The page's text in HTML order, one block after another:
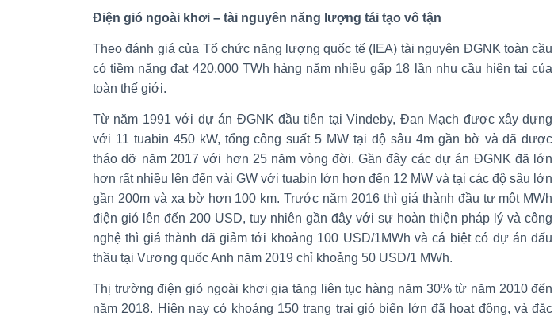
Điện gió ngoài khơi – tài nguyên năng lượng tái tạo vô tận
Theo đánh giá của Tổ chức năng lượng quốc tế (IEA) tài nguyên ĐGNK toàn cầu
có tiềm năng đạt 420.000 TWh hàng năm nhiều gấp 18 lần nhu cầu hiện tại của
toàn thế giới.
Từ năm 1991 với dự án ĐGNK đầu tiên tại Vindeby, Đan Mạch được xây dựng
với 11 tuabin 450 kW, tổng công suất 5 MW tại độ sâu 4m gần bờ và đã được
tháo dỡ năm 2017 với hơn 25 năm vòng đời. Gần đây các dự án ĐGNK đã lớn
hơn rất nhiều lên đến vài GW với tuabin lớn hơn đến 12 MW và tại các độ sâu lớn
gần 200m và xa bờ hơn 100 km. Trước năm 2016 thì giá thành đầu tư một MWh
điện gió lên đến 200 USD, tuy nhiên gần đây với sự hoàn thiện pháp lý và công
nghệ thì giá thành đã giảm tới khoảng 100 USD/1MWh và cá biệt có dự án đấu
thầu tại Vương quốc Anh năm 2019 chỉ khoảng 50 USD/1 MWh.
Thị trường điện gió ngoài khơi gia tăng liên tục hàng năm 30% từ năm 2010 đến
năm 2018. Hiện nay có khoảng 150 trang trại gió biển lớn đã hoạt động, và đặc